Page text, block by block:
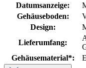
Datumsanzeige:
Gehäuseboden:
Design:
Lieferumfang:
Gehäusematerial*: